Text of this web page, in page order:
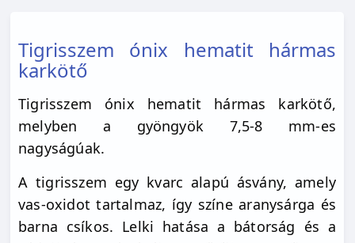
Tigrisszem ónix hematit hármas
karkötő
Tigrisszem ónix hematit hármas karkötő,
melyben a gyöngyök 7,5-8 mm-es
nagyságúak.
A tigrisszem egy kvarc alapú ásvány, amely
vas-oxidot tartalmaz, így színe aranysárga és
barna csíkos. Lelki hatása a bátorság és a